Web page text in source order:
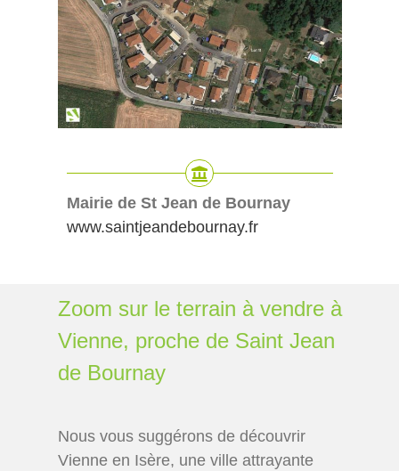
Mairie de St Jean de Bournay
www.saintjeandebournay.fr
Zoom sur le terrain à vendre à
Vienne, proche de Saint Jean
de Bournay
Nous vous suggérons de découvrir
Vienne en Isère, une ville attrayante